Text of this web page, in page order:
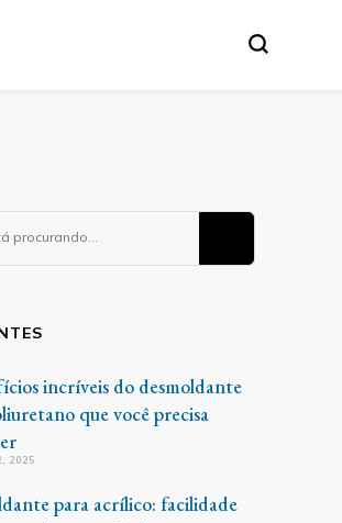
incríveis do desmoldante
que você precisa
2025
para acrílico: facilidade